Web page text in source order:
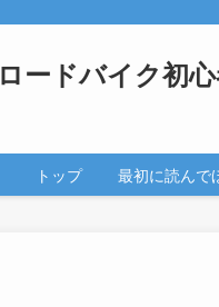
ロードバイク初
トップ 最初に読んで